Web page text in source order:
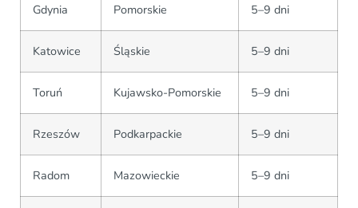
Gdynia Pomorskie 5–9 dni
Katowice Śląskie 5–9 dni
Toruń Kujawsko-Pomorskie 5–9 dni
Rzeszów Podkarpackie 5–9 dni
Radom Mazowieckie 5–9 dni